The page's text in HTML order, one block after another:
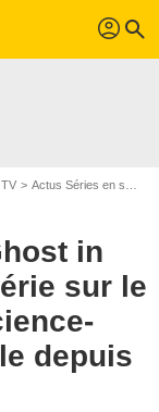
profil search
Actus Séries en streaming
in
sur le
depuis